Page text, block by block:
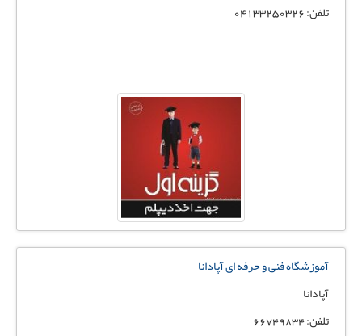
تلفن: 04133250326
آموزشگاه فنی و حرفه ای آپادانا
آپادانا
تلفن: 66749834